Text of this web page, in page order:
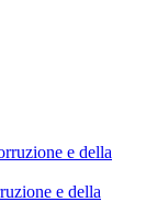
e della
e della